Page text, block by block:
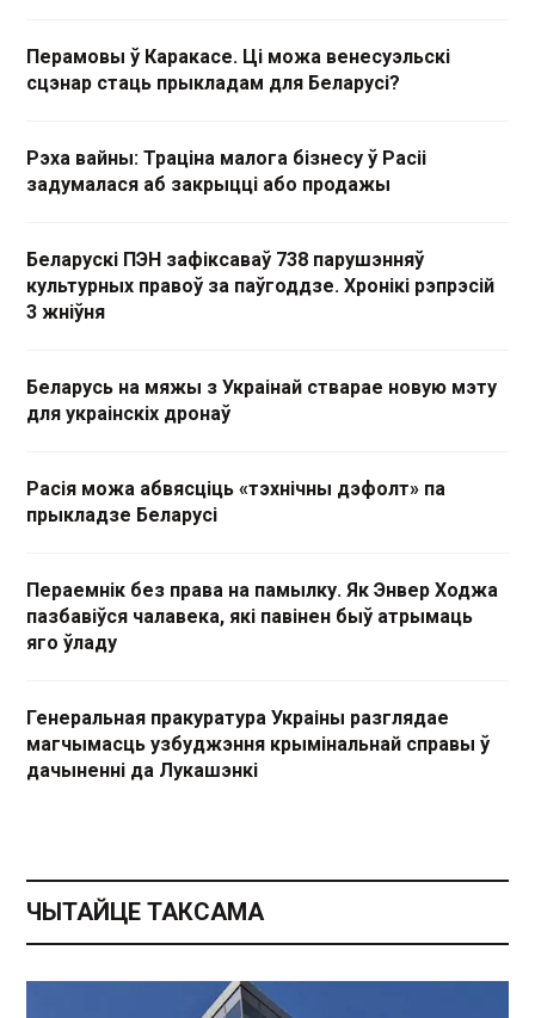
Перамовы ў Каракасе. Ці можа венесуэльскі
сцэнар стаць прыкладам для Беларусі?
Рэха вайны: Траціна малога бізнесу ў Расіі
задумалася аб закрыцці або продажы
Беларускі ПЭН зафіксаваў 738 парушэнняў
культурных правоў за паўгоддзе. Хронікі рэпрэсій
3 жніўня
Беларусь на мяжы з Украінай стварае новую мэту
для украінскіх дронаў
Расія можа абвясціць «тэхнічны дэфолт» па
прыкладзе Беларусі
Пераемнік без права на памылку. Як Энвер Ходжа
пазбавіўся чалавека, які павінен быў атрымаць
яго ўладу
Генеральная пракуратура Украіны разглядае
магчымасць узбуджэння крымінальнай справы ў
дачыненні да Лукашэнкі
ЧЫТАЙЦЕ ТАКСАМА